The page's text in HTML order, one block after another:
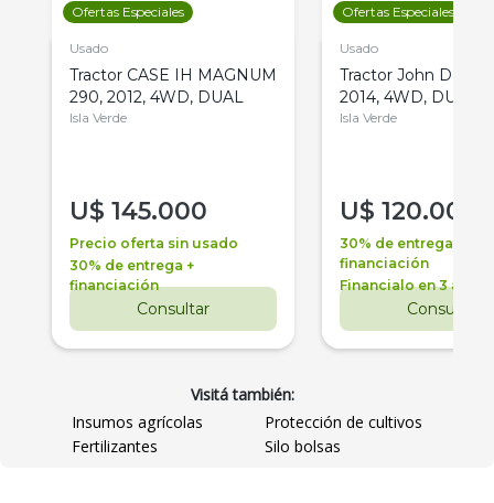
Ofertas Especiales
Usado
Tractor CASE IH MAGNUM
290, 2012, 4WD, DUAL
Isla Verde
U$ 145.000
Precio oferta sin usado
30% de entrega +
financiación
Consultar
Ofertas Especiales
Usado
Tractor John Deere
2014, 4WD, DUAL
Isla Verde
U$ 120.000
30% de entrega +
financiación
Financialo en 3 años
Consultar
Visitá también:
Insumos agrícolas
Protección de cultivos
Fertilizantes
Silo bolsas